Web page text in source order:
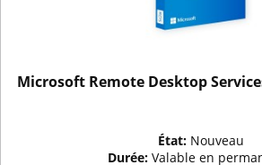
Microsoft Remote Desktop
État: Nouveau
Durée: Valable en